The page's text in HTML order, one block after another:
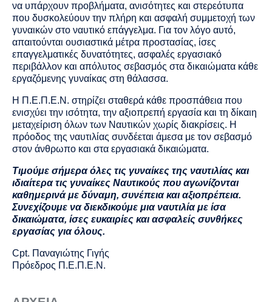
να υπάρχουν προβλήματα, ανισότητες και στερεότυπα
που δυσκολεύουν την πλήρη και ασφαλή συμμετοχή των
γυναικών στο ναυτικό επάγγελμα. Για τον λόγο αυτό,
απαιτούνται ουσιαστικά μέτρα προστασίας, ίσες
επαγγελματικές δυνατότητες, ασφαλές εργασιακό
περιβάλλον και απόλυτος σεβασμός στα δικαιώματα κάθε
εργαζόμενης γυναίκας στη θάλασσα.
Η Π.Ε.Π.Ε.Ν. στηρίζει σταθερά κάθε προσπάθεια που
ενισχύει την ισότητα, την αξιοπρεπή εργασία και τη δίκαιη
μεταχείριση όλων των Ναυτικών χωρίς διακρίσεις. Η
πρόοδος της ναυτιλίας συνδέεται άμεσα με τον σεβασμό
στον άνθρωπο και στα εργασιακά δικαιώματα.
Τιμούμε σήμερα όλες τις γυναίκες της ναυτιλίας και
ιδιαίτερα τις γυναίκες Ναυτικούς που αγωνίζονται
καθημερινά με δύναμη, συνέπεια και αξιοπρέπεια.
Συνεχίζουμε να διεκδικούμε μια ναυτιλία με ίσα
δικαιώματα, ίσες ευκαιρίες και ασφαλείς συνθήκες
εργασίας για όλους.
Cpt. Παναγιώτης Γιγής
Πρόεδρος Π.Ε.Π.Ε.Ν.